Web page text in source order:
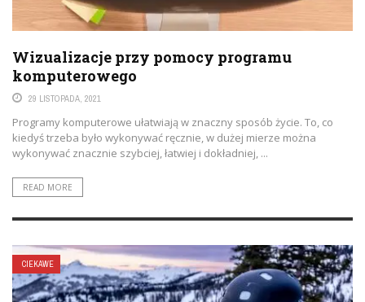
Wizualizacje przy pomocy programu
komputerowego
29 LISTOPADA, 2021
Programy komputerowe ułatwiają w znaczny sposób życie. To, co
kiedyś trzeba było wykonywać ręcznie, w dużej mierze można
wykonywać znacznie szybciej, łatwiej i dokładniej, ...
READ MORE
CIEKAWE